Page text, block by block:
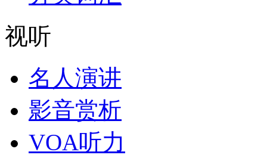
视听
名人演讲
影音赏析
VOA听力